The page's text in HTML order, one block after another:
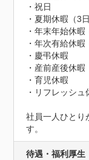
・祝日
・夏期休暇（3
・年末年始休暇
・年次有給休暇
・慶弔休暇
・産前産後休暇
・育児休暇
・リフレッシ
社員一人ひとり
す。
待遇・福利厚生